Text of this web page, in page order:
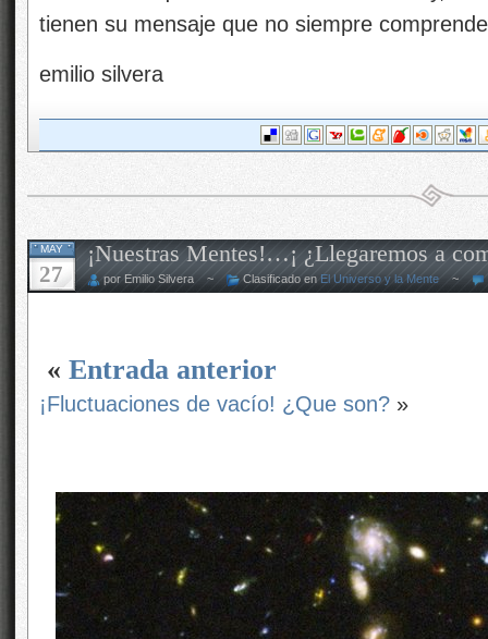
tienen su mensaje que no siempre
emilio silvera
MAY
27
¡Nuestras Mentes!…¡ ¿Llegaremos a
por Emilio Silvera ~ Clasificado en El Universo y la Mente ~
« Entrada anterior
¡Fluctuaciones de vacío! ¿Que son? »